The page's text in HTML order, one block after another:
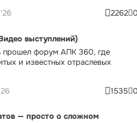
2262
выступлений)
прошел форум АПК 360, где
и известных отраслевых
1535
— просто о сложном